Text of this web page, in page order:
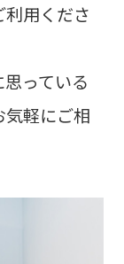
用くださ
っている
気軽にご相